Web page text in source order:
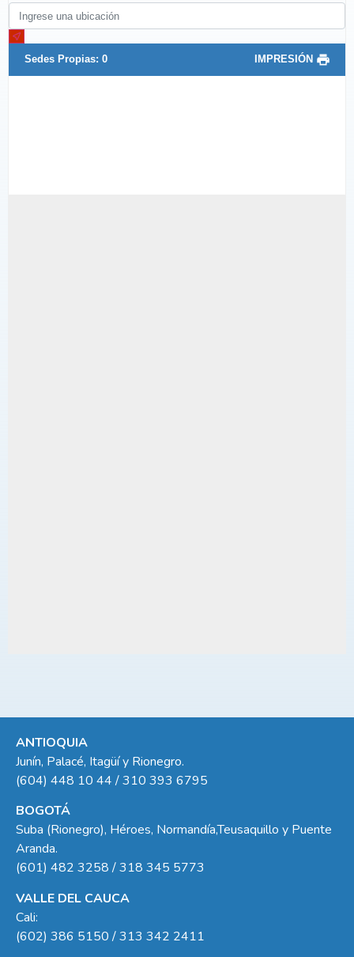
Sedes Propias: 0 IMPRESIÓN
ANTIOQUIA
Junín, Palacé, Itagüí y Rionegro.
(604) 448 10 44 / 310 393 6795
BOGOTÁ
Suba (Rionegro), Héroes, Normandía,Teusaquillo y Puente
Aranda.
(601) 482 3258 / 318 345 5773
VALLE DEL CAUCA
Cali:
(602) 386 5150 / 313 342 2411